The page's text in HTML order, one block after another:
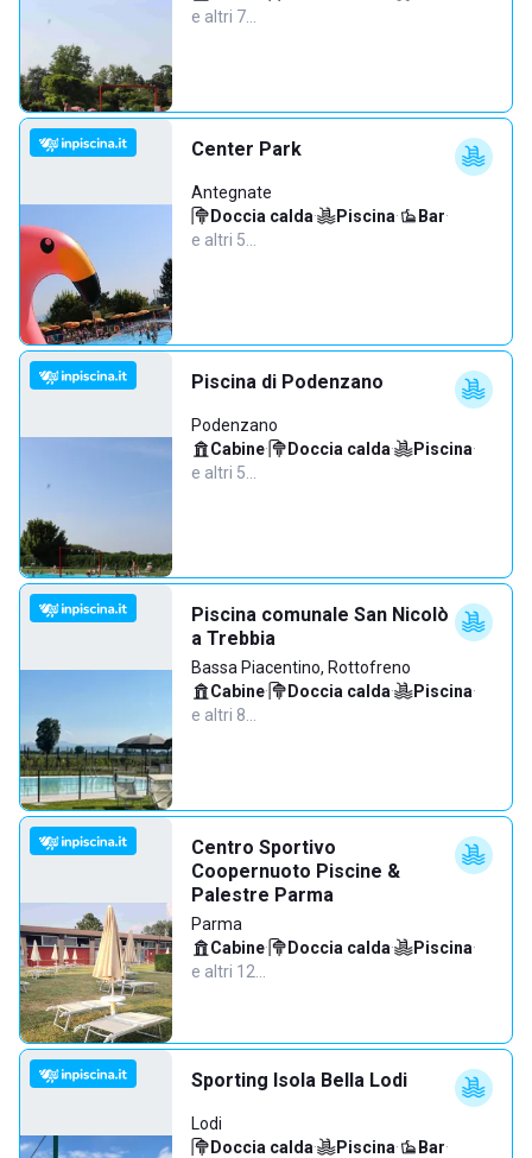
e altri 7…
Center Park
Antegnate
Doccia calda· Piscina· Bar·
e altri 5…
Piscina di Podenzano
Podenzano
Cabine· Doccia calda· Piscina·
e altri 5…
Piscina comunale San Nicolò
a Trebbia
Bassa Piacentino, Rottofreno
Cabine· Doccia calda· Piscina·
e altri 8…
Centro Sportivo
Coopernuoto Piscine &
Palestre Parma
Parma
Cabine· Doccia calda· Piscina·
e altri 12…
Sporting Isola Bella Lodi
Lodi
Doccia calda· Piscina· Bar·